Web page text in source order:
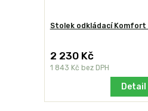
Stolek odkládací Komfort
2 230 Kč
1 843 Kč bez DPH
Detail